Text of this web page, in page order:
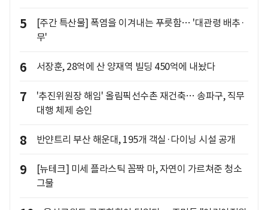
5
[주간 특산물] 폭염을 이겨내는 푸릇함… '대관령 배추·
무'
6 서장훈, 28억에 산 양재역 빌딩 450억에 내놨다
7
'추진위원장 해임' 올림픽선수촌 재건축… 송파구, 직무
대행 체제 승인
8 반얀트리 부산 해운대, 195개 객실·다이닝 시설 공개
9
[뉴테크] 미세 플라스틱 꼼짝 마, 자연이 가르쳐준 청소
그물